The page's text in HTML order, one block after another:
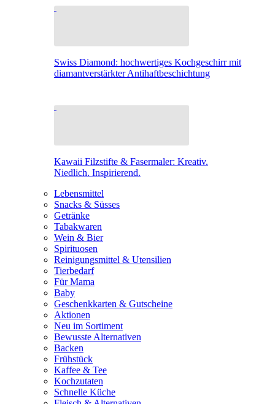
Swiss Diamond: hochwertiges Kochgeschirr mit
diamantverstärkter Antihaftbeschichtung
Kawaii Filzstifte & Fasermaler: Kreativ.
Niedlich. Inspirierend.
Lebensmittel
Snacks & Süsses
Getränke
Tabakwaren
Wein & Bier
Spirituosen
Reinigungsmittel & Utensilien
Tierbedarf
Für Mama
Baby
Geschenkkarten & Gutscheine
Aktionen
Neu im Sortiment
Bewusste Alternativen
Backen
Frühstück
Kaffee & Tee
Kochzutaten
Schnelle Küche